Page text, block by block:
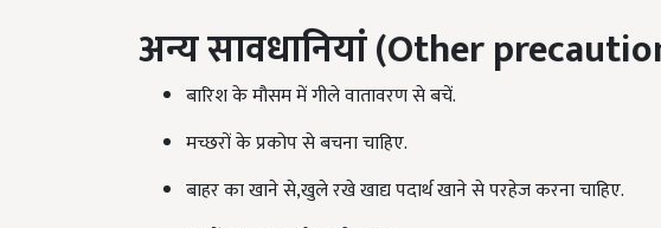
अन्य सावधानियां(Other precautions
बारिश के मौसम में गीले वातावरण से बचें.
घर में साफ-सफाई रखनी चाहिए.